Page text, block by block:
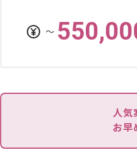
〜
人気
お早